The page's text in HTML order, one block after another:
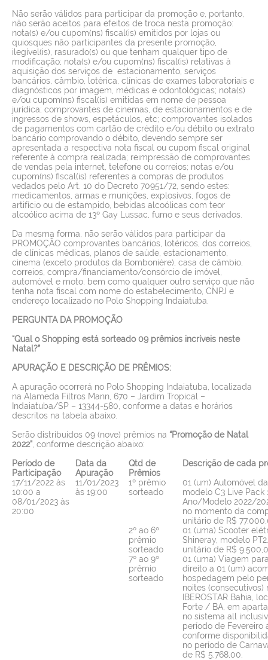
Não serão válidos para participar da promoção e, portanto,
não serão aceitos para efeitos de troca nesta promoção:
nota(s) e/ou cupom(ns) fiscal(is) emitidos por lojas ou
quiosques não participantes da presente promoção,
ilegível(is), rasurado(s) ou que tenham qualquer tipo de
modificação; nota(s) e/ou cupom(ns) fiscal(is) relativas à
aquisição dos serviços de estacionamento, serviços
bancários, câmbio, lotérica, clínicas de exames laboratoriais e
diagnósticos por imagem, médicas e odontológicas; nota(s)
e/ou cupom(ns) fiscal(is) emitidas em nome de pessoa
jurídica; comprovantes de cinemas, de estacionamentos e de
ingressos de shows, espetáculos, etc; comprovantes isolados
de pagamentos com cartão de crédito e/ou débito ou extrato
bancário comprovando o débito, devendo sempre ser
apresentada a respectiva nota fiscal ou cupom fiscal original
referente à compra realizada; reimpressão de comprovantes
de vendas pela internet, telefone ou correios; notas e/ou
cupom(ns) fiscal(is) referentes a compras de produtos
vedados pelo Art. 10 do Decreto 70951/72, sendo estes:
medicamentos, armas e munições, explosivos, fogos de
artifício ou de estampido, bebidas alcoólicas com teor
alcoólico acima de 13º Gay Lussac, fumo e seus derivados.
Da mesma forma, não serão válidos para participar da
PROMOÇÃO comprovantes bancários, lotéricos, dos correios,
de clínicas médicas, planos de saúde, estacionamento,
cinema (exceto produtos da Bombonière), casa de câmbio,
correios, compra/financiamento/consórcio de imóvel,
automóvel e moto, bem como qualquer outro serviço que não
tenha nota fiscal com nome do estabelecimento, CNPJ e
endereço localizado no Polo Shopping Indaiatuba.
PERGUNTA DA PROMOÇÃO
“Qual o Shopping está sorteado 09 prêmios incríveis neste
Natal?”
APURAÇÃO E DESCRIÇÃO DE PRÊMIOS:
A apuração ocorrerá no Polo Shopping Indaiatuba, localizada
na Alameda Filtros Mann, 670 – Jardim Tropical –
Indaiatuba/SP – 13344-580, conforme a datas e horários
descritos na tabela abaixo.
Serão distribuídos 09 (nove) prêmios na “Promoção de Natal
2022” , conforme descrição abaixo:
Período de
Participação
Data da
Apuração
Qtd de
Prêmios
Descrição de cada
17/11/2022 às
10:00 a
08/01/2023 às
20:00
11/01/2023
às 19:00
1º prêmio
sorteado
01 (um) Automóvel
modelo C3 Live Pack
Ano/Modelo 2022/
no momento da
unitário de R$
2º ao 6º
prêmio
sorteado
01 (uma) Scooter
Shineray, modelo
unitário de R$
7º ao 9º
prêmio
sorteado
01 (uma) Viagem
direito a 01 (um)
hospedagem pelo
noites (consecutivos)
IBEROSTAR Bahia,
Forte / BA, em
no sistema all
período de Fevereiro
conforme
no período de
de R$ 5.768,00.